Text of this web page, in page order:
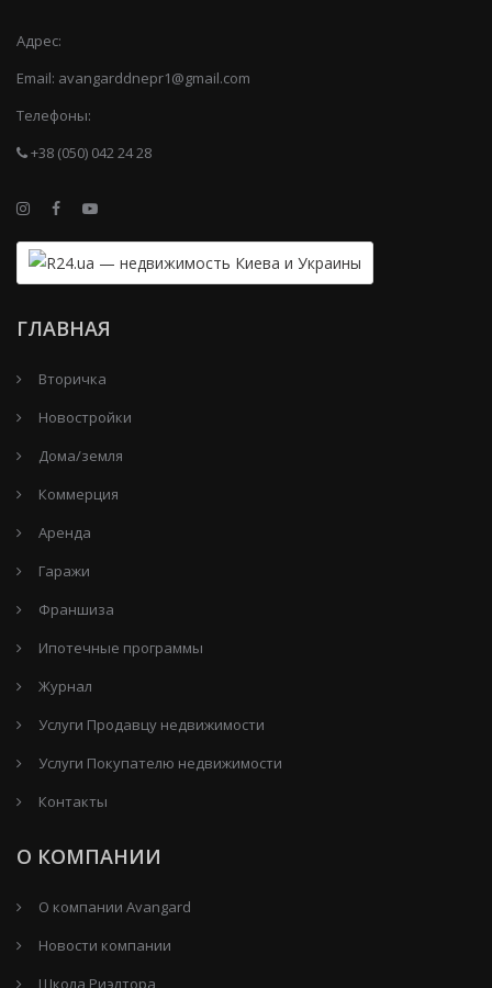
Адрес:
Email: avangarddnepr1@gmail.com
Телефоны:
+38 (050) 042 24 28
ГЛАВНАЯ
Вторичка
Новостройки
Дома/земля
Коммерция
Аренда
Гаражи
Франшиза
Ипотечные программы
Журнал
Услуги Продавцу недвижимости
Услуги Покупателю недвижимости
Контакты
О КОМПАНИИ
О компании Avangard
Новости компании
Школа Риэлтора